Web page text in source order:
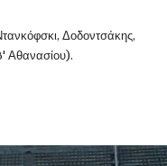
Δοδοντσάκης,
Αθανασίου).